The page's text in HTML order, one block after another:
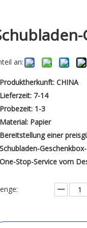
an:
Produktherkunft: CHINA
Lieferzeit: 7-14
Probezeit: 1-3
Material: Papier
Bereitstellung einer
Schubladen-
One-Stop-Service vom